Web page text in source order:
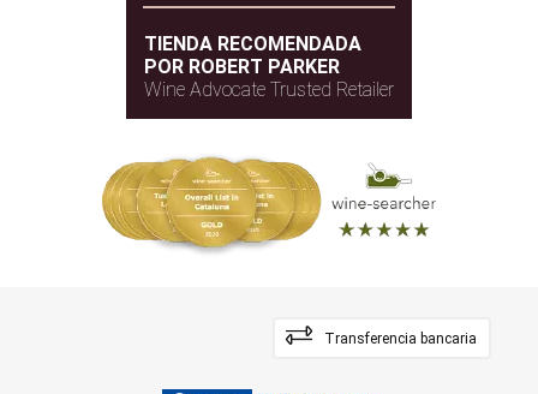
TIENDA RECOMENDADA
POR ROBERT PARKER
Wine Advocate Trusted Retailer
Transferencia bancaria